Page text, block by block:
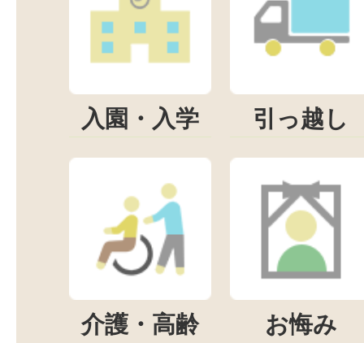
入園・入学 引っ越し
介護・高齢
お悔み